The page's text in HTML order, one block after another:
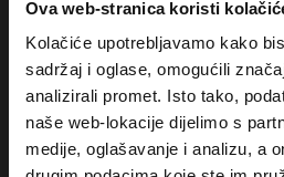
Ova web-stranica koristi
Kolačiće upotrebljavamo kako
sadržaj i oglase, omogućili
analizirali promet. Isto tako,
naše web-lokacije dijelimo s
medije, oglašavanje i analizu, a